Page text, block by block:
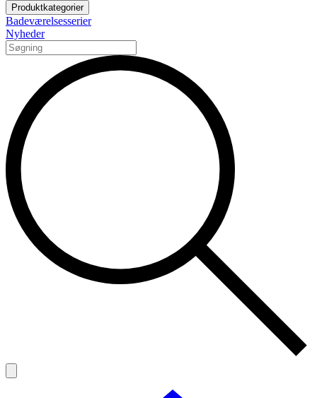
Produktkategorier
Badeværelsesserier
Nyheder